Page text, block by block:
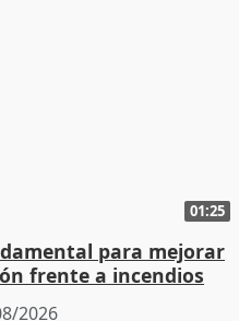
01:25
para mejorar
frente a incendios
2026